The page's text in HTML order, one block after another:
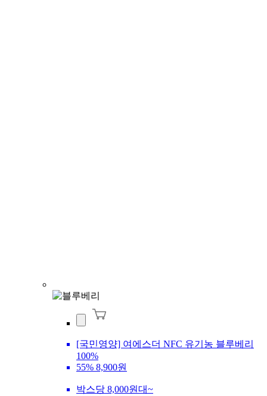
[국민영양] 여에스더 NFC 유기농 블루베리
100%
55% 8,900원
박스당 8,000원대~